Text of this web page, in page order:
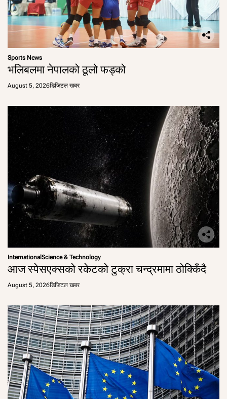
Sports News
भलिबलमा नेपालको ठूलो फड्को
August 5, 2026डिजिटल खबर
InternationalScience & Technology
आज स्पेसएक्सको रकेटको टुक्रा चन्द्रमामा ठोक्किँदै
August 5, 2026डिजिटल खबर